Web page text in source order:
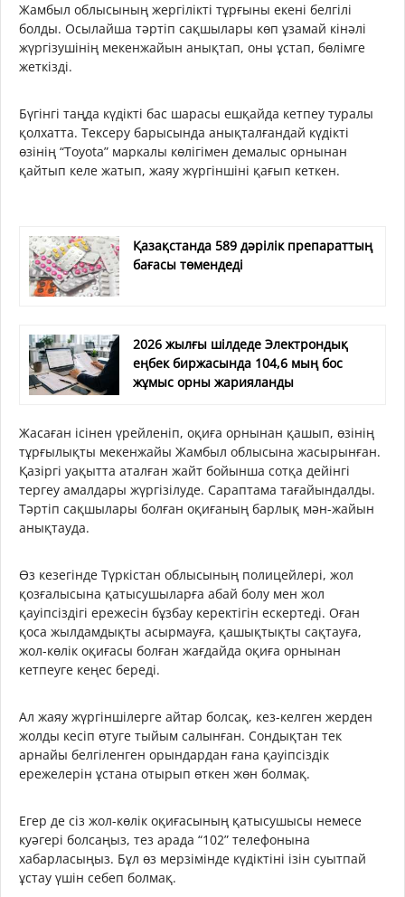
Жамбыл облысының жергілікті тұрғыны екені белгілі
болды. Осылайша тәртіп сақшылары көп ұзамай кінәлі
жүргізушінің мекенжайын анықтап, оны ұстап, бөлімге
жеткізді.
Бүгінгі таңда күдікті бас шарасы ешқайда кетпеу туралы
қолхатта. Тексеру барысында анықталғандай күдікті
өзінің “Toyota” маркалы көлігімен демалыс орнынан
қайтып келе жатып, жаяу жүргіншіні қағып кеткен.
Қазақстанда 589 дәрілік препараттың
бағасы төмендеді
2026 жылғы шілдеде Электрондық
еңбек биржасында 104,6 мың бос
жұмыс орны жарияланды
Жасаған ісінен үрейленіп, оқиға орнынан қашып, өзінің
тұрғылықты мекенжайы Жамбыл облысына жасырынған.
Қазіргі уақытта аталған жайт бойынша сотқа дейінгі
тергеу амалдары жүргізілуде. Сараптама тағайындалды.
Тәртіп сақшылары болған оқиғаның барлық мән-жайын
анықтауда.
Өз кезегінде Түркістан облысының полицейлері, жол
қозғалысына қатысушыларға абай болу мен жол
қауіпсіздігі ережесін бұзбау керектігін ескертеді. Оған
қоса жылдамдықты асырмауға, қашықтықты сақтауға,
жол-көлік оқиғасы болған жағдайда оқиға орнынан
кетпеуге кеңес береді.
Ал жаяу жүргіншілерге айтар болсақ, кез-келген жерден
жолды кесіп өтуге тыйым салынған. Сондықтан тек
арнайы белгіленген орындардан ғана қауіпсіздік
ережелерін ұстана отырып өткен жөн болмақ.
Егер де сіз жол-көлік оқиғасының қатысушысы немесе
куәгері болсаңыз, тез арада “102” телефонына
хабарласыңыз. Бұл өз мерзімінде күдіктіні ізін суытпай
ұстау үшін себеп болмақ.